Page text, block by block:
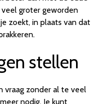
veel groter geworden
zoekt, in plaats van dat
stellen
vraag zonder al te veel
nodig. Je kunt